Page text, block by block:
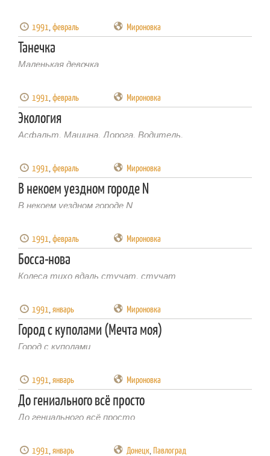
1991,февраль Мироновка
Танечка
Маленькая девочка
1991,февраль Мироновка
Экология
Асфальт. Машина. Дорога. Водитель.
1991,февраль Мироновка
В некоем уездном городе N
В некоем уездном городе N
1991,февраль Мироновка
Босса-нова
Колеса тихо вдаль стучат, стучат
1991,январь Мироновка
Город с куполами (Мечта моя)
Город с куполами
1991,январь Мироновка
До гениального всё просто
До гениального всё просто
1991,январь Донецк, Павлоград